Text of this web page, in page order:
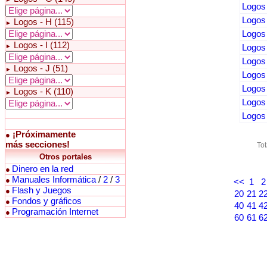
► Logos - H (115)
► Logos - I (112)
► Logos - J (51)
► Logos - K (110)
● ¡Próximamente
más secciones!
Otros portales
● Dinero en la red
● Manuales Informática / 2 / 3
● Flash y Juegos
● Fondos y gráficos
● Programación Internet
<< 1
2
20 21
40 41
60 61